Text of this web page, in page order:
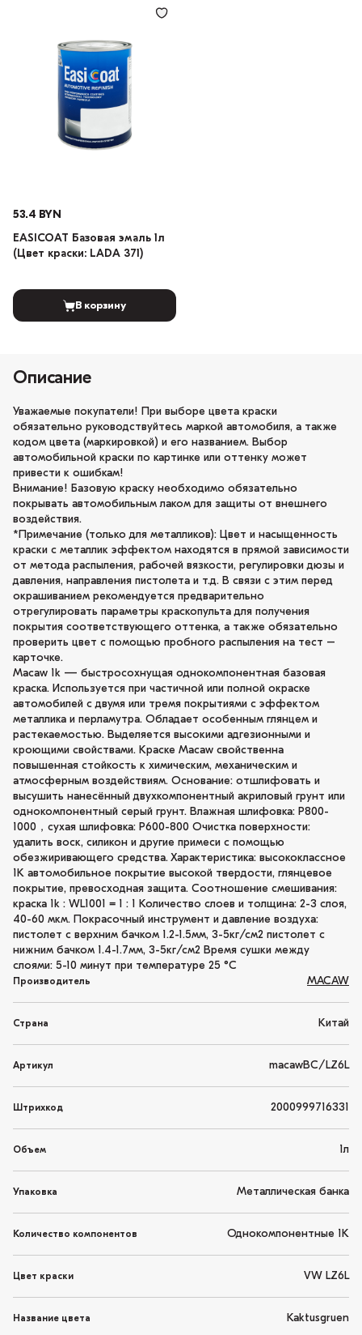
53.4 BYN
EASICOAT Базовая эмаль 1л
(Цвет краски: LADA 371)
В корзину
Описание
Уважаемые покупатели! При выборе цвета краски
обязательно руководствуйтесь маркой автомобиля, а также
кодом цвета (маркировкой) и его названием. Выбор
автомобильной краски по картинке или оттенку может
привести к ошибкам!
Внимание! Базовую краску необходимо обязательно
покрывать автомобильным лаком для защиты от внешнего
воздействия.
*Примечание (только для металликов): Цвет и насыщенность
краски с металлик эффектом находятся в прямой зависимости
от метода распыления, рабочей вязкости, регулировки дюзы и
давления, направления пистолета и т.д. В связи с этим перед
окрашиванием рекомендуется предварительно
отрегулировать параметры краскопульта для получения
покрытия соответствующего оттенка, а также обязательно
проверить цвет с помощью пробного распыления на тест –
карточке.
Macaw 1k — быстросохнущая однокомпонентная базовая
краска. Используется при частичной или полной окраске
автомобилей с двумя или тремя покрытиями с эффектом
металлика и перламутра. Обладает особенным глянцем и
растекаемостью. Выделяется высокими адгезионными и
кроющими свойствами. Краске Macaw свойственна
повышенная стойкость к химическим, механическим и
атмосферным воздействиям. Основание: отшлифовать и
высушить нанесённый двухкомпонентный акриловый грунт или
однокомпонентный серый грунт. Влажная шлифовка: P800-
1000，сухая шлифовка: P600-800 Очистка поверхности:
удалить воск, силикон и другие примеси с помощью
обезжиривающего средства. Характеристика: высококлассное
1K автомобильное покрытие высокой твердости, глянцевое
покрытие, превосходная защита. Соотношение смешивания:
краска 1k : WL1001 = 1 : 1 Количество слоев и толщина: 2-3 слоя,
40-60 мкм. Покрасочный инструмент и давление воздуха:
пистолет с верхним бачком 1.2-1.5мм, 3-5кг/см2 пистолет с
нижним бачком 1.4-1.7мм, 3-5кг/см2 Время сушки между
слоями: 5-10 минут при температуре 25 °C
Производитель MACAW
Страна Китай
Артикул macawBC/LZ6L
Штрихкод 2000999716331
Объем 1л
Упаковка Металлическая банка
Количество компонентов Однокомпонентные 1K
Цвет краски VW LZ6L
Название цвета Kaktusgruen